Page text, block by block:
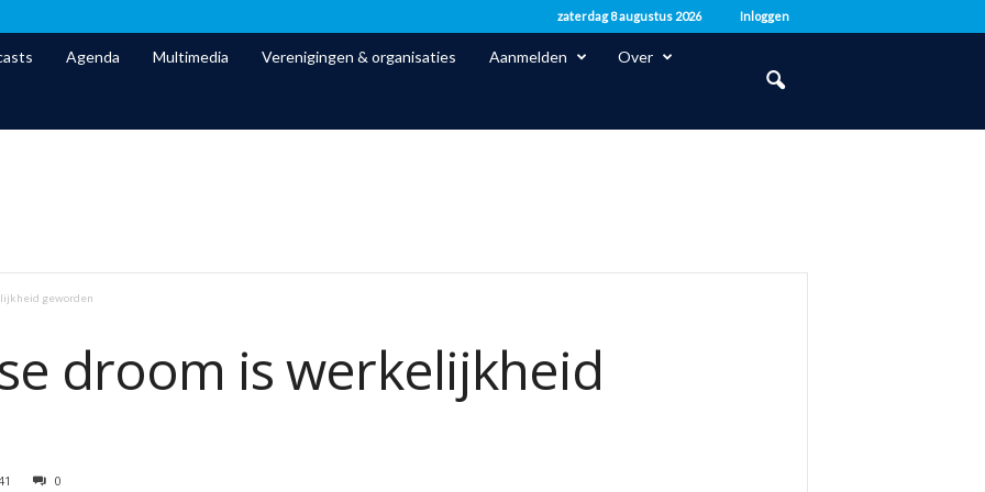
zaterdag 8 augustus 2026 Inloggen
Agenda Multimedia Verenigingen & organisaties Aanmelden Over
geworden
droom is werkelijkheid
0